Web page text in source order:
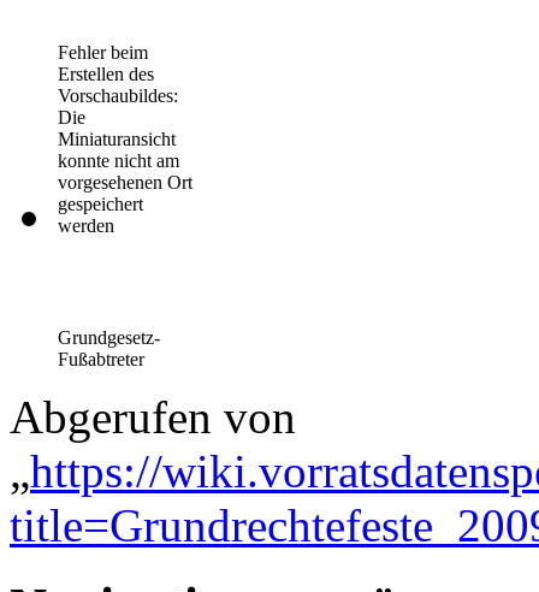
Fehler beim
Erstellen des
Vorschaubildes:
Die
Miniaturansicht
konnte nicht am
vorgesehenen Ort
gespeichert
werden
Grundgesetz-
Fußabtreter
Abgerufen von
„https://